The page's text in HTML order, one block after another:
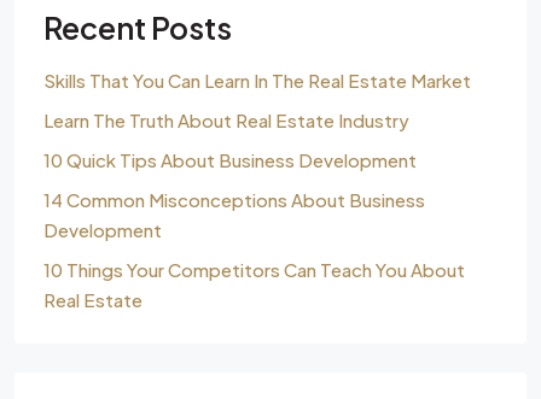
Recent Posts
Skills That You Can Learn In The Real Estate Market
Learn The Truth About Real Estate Industry
10 Quick Tips About Business Development
14 Common Misconceptions About Business
Development
10 Things Your Competitors Can Teach You About
Real Estate